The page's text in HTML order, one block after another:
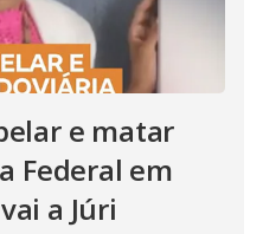
e matar
Federal em
a Júri